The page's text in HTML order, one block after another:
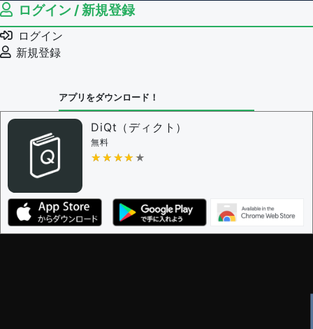
ログイン / 新規登録
ログイン
新規登録
アプリをダウンロード！
DiQt（ディクト）
無料
★★★★★
★★★★★